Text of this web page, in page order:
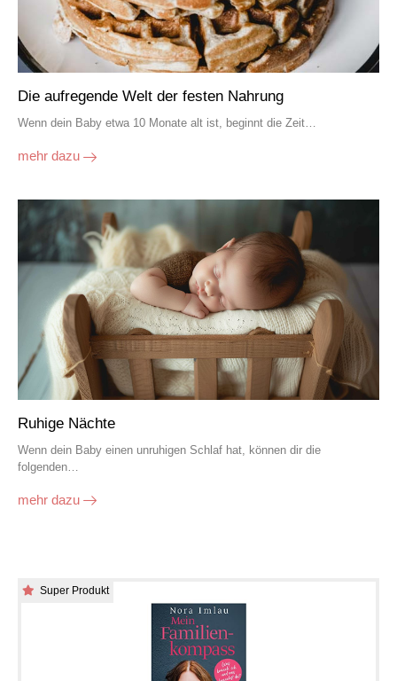
Die aufregende Welt der festen Nahrung
Wenn dein Baby etwa 10 Monate alt ist, beginnt die Zeit…
mehr dazu
Ruhige Nächte
Wenn dein Baby einen unruhigen Schlaf hat, können dir die
folgenden…
mehr dazu
Super Produkt